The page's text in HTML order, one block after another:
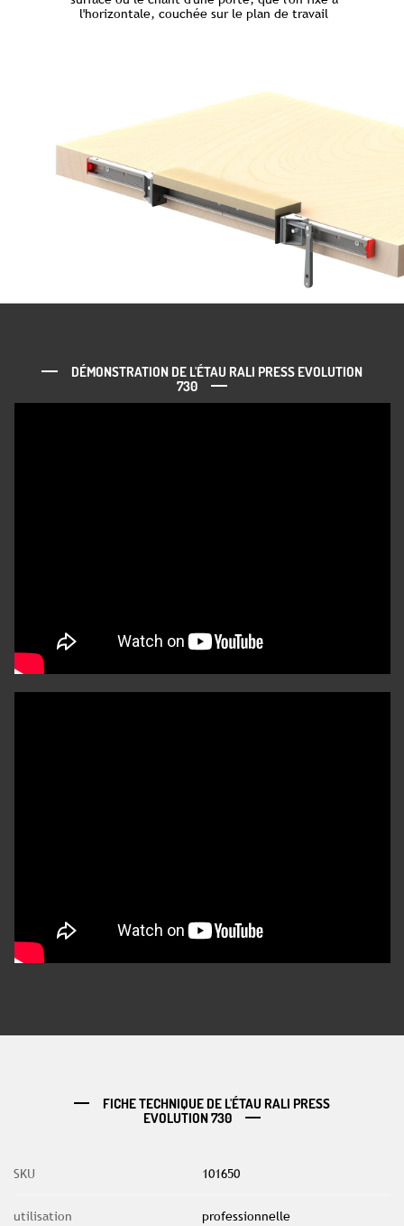
l'horizontale, couchée sur le plan de travail
DÉMONSTRATION DE L'ÉTAU RALI PRESS EVOLUTION
730
FICHE TECHNIQUE DE L'ÉTAU RALI PRESS
EVOLUTION 730
SKU 101650
utilisation professionnelle